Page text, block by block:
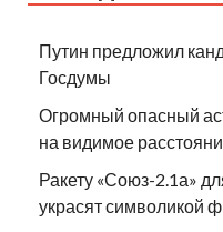
Путин предложил
Госдумы
Огромный опасный
на видимое
Ракету «Союз-2.1а»
украсят символикой